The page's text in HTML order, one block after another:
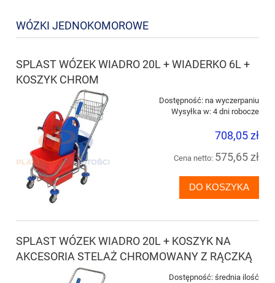
WÓZKI JEDNOKOMOROWE
SPLAST WÓZEK WIADRO 20L + WIADERKO 6L +
KOSZYK CHROM
Dostępność: na wyczerpaniu
Wysyłka w: 4 dni robocze
708,05 zł
Cena netto: 575,65 zł
DO KOSZYKA
SPLAST WÓZEK WIADRO 20L + KOSZYK NA
AKCESORIA STELAŻ CHROMOWANY Z RĄCZKĄ
Dostępność: średnia ilość